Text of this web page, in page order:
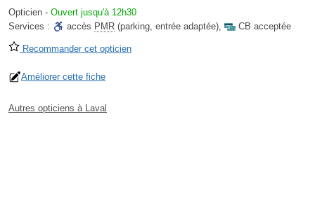
Opticien - Ouvert jusqu'à 12h30
Services :
accès PMR (parking, entrée adaptée), CB acceptée
Recommander cet opticien
Améliorer cette fiche
Autres opticiens à Laval